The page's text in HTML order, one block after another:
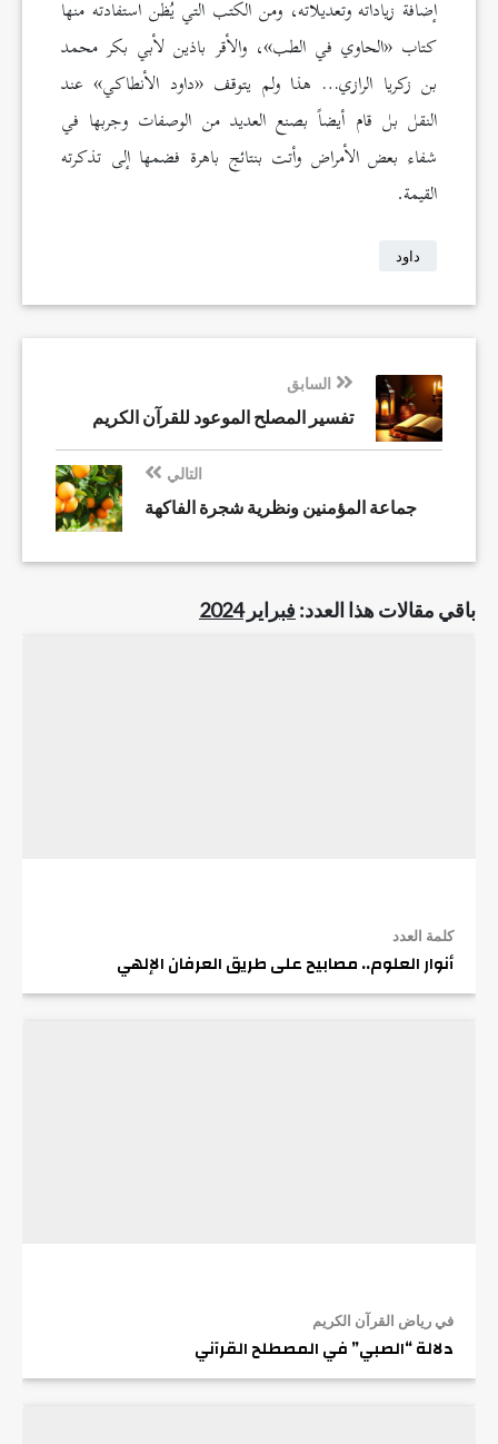
باقي مقالات هذا العدد: فبراير 2024
كلمة العدد
أنوار العلوم.. مصابيح على طريق العرفان الإلهي
في رياض القرآن الكريم
دلالة “الصبي” في المصطلح القرآني
إضافة زياداته وتعديلاته، ومن الكتب التي يُظن استفادته منها
كتاب «الحاوي في الطب»، والأقر باذين لأبي بكر محمد
بن زكريا الرازي… هذا ولم يتوقف «داود الأنطاكي» عند
النقل بل قام أيضاً بصنع العديد من الوصفات وجربها في
شفاء بعض الأمراض وأتت بنتائج باهرة فضمها إلى تذكرته
القيمة.
داود
السابق
تفسير المصلح الموعود للقرآن الكريم
التالي
جماعة المؤمنين ونظرية شجرة الفاكهة